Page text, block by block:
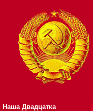
Наша Двадцатка